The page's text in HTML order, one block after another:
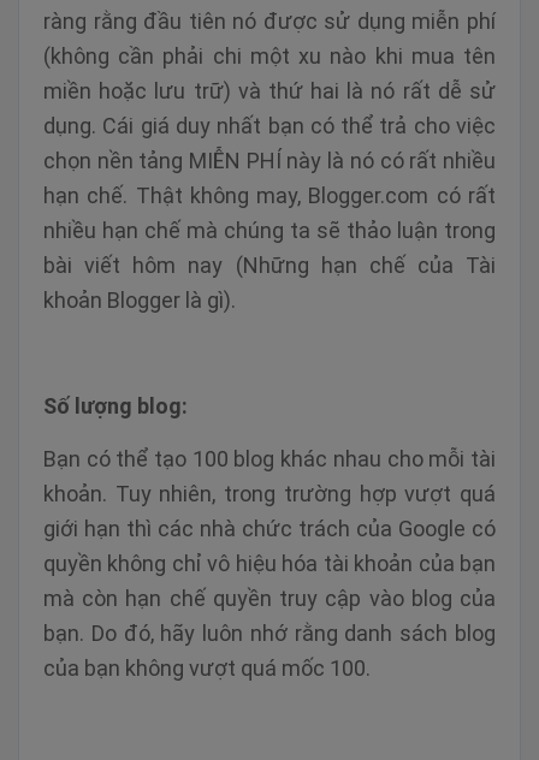
ràng rằng đầu tiên nó được sử dụng miễn phí
(không cần phải chi một xu nào khi mua tên
miền hoặc lưu trữ) và thứ hai là nó rất dễ sử
dụng. Cái giá duy nhất bạn có thể trả cho việc
chọn nền tảng MIỄN PHÍ này là nó có rất nhiều
hạn chế. Thật không may, Blogger.com có ​​rất
nhiều hạn chế mà chúng ta sẽ thảo luận trong
bài viết hôm nay (Những hạn chế của Tài
khoản Blogger là gì).
Số lượng blog:
Bạn có thể tạo 100 blog khác nhau cho mỗi tài
khoản. Tuy nhiên, trong trường hợp vượt quá
giới hạn thì các nhà chức trách của Google có
quyền không chỉ vô hiệu hóa tài khoản của bạn
mà còn hạn chế quyền truy cập vào blog của
bạn. Do đó, hãy luôn nhớ rằng danh sách blog
của bạn không vượt quá mốc 100.